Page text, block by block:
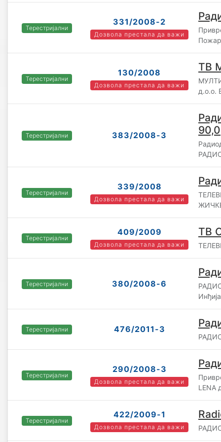
Терестријални
331/2008-2
Дозвола престала да важи
Терестријални
130/2008
Дозвола престала да важи
ТВ
д.о.о.
Терестријални 383/2008-3
90,0
Терестријални
339/2008
Дозвола престала да важи
Терестријални
409/2009
Дозвола престала да важи
ТВ
Терестријални 380/2008-6
Инђија
Терестријални 476/2011-3
Терестријални
290/2008-3
Дозвола престала да важи
LENA
Терестријални
422/2009-1
Дозвола престала да важи